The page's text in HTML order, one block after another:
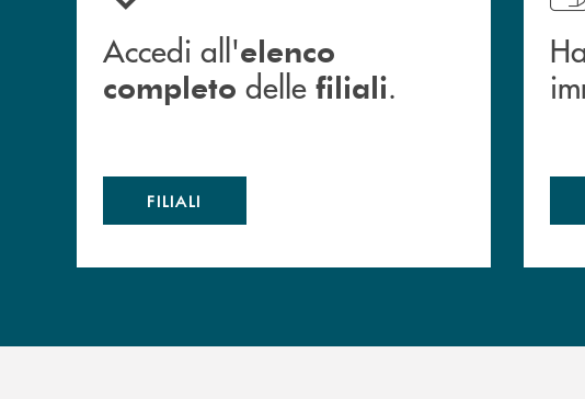
Accedi all'elenco
completo delle filiali.
FILIALI